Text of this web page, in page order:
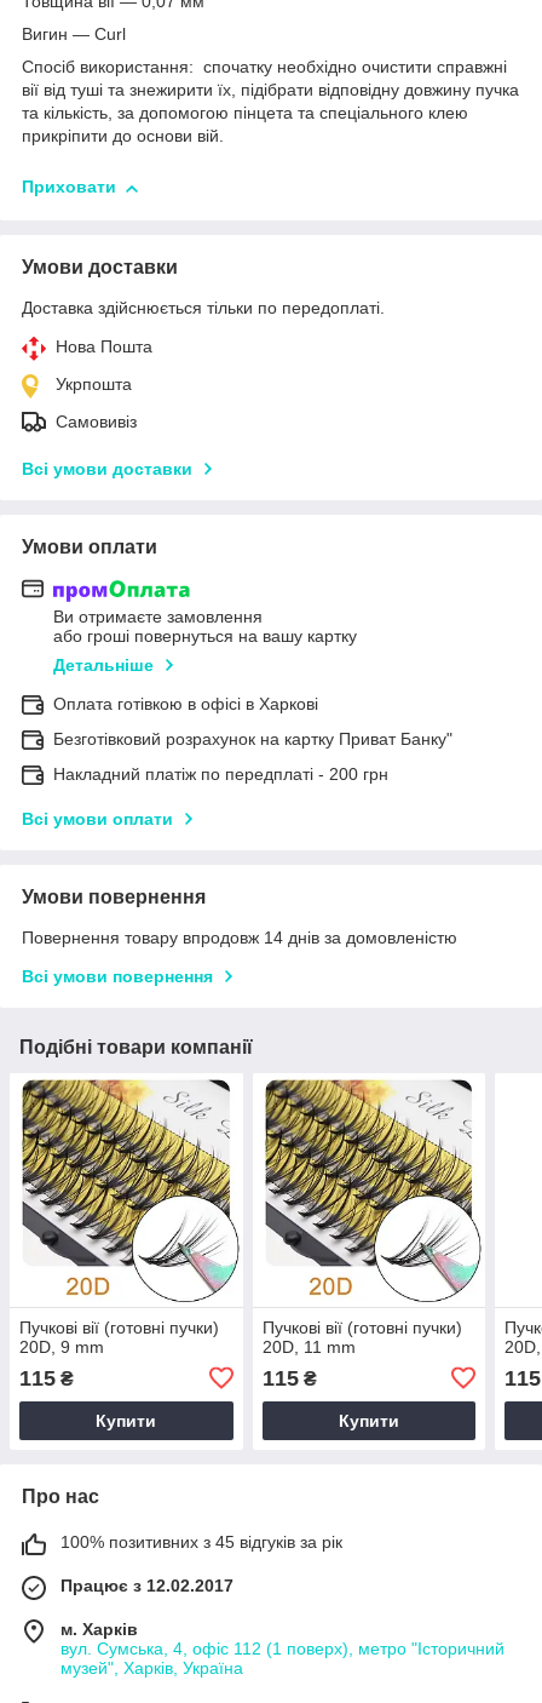
Вигин — Curl
Спосіб використання: спочатку необхідно очистити справжні
вії від туші та знежирити їх, підібрати відповідну довжину пучка
та кількість, за допомогою пінцета та спеціального клею
прикріпити до основи вій.
Приховати
Умови доставки
Доставка здійснюється тільки по передоплаті.
Нова Пошта
Укрпошта
Самовивіз
Всі умови доставки
Умови оплати
Ви отримаєте замовлення
або гроші повернуться на вашу картку
Детальніше
Оплата готівкою в офісі в Харкові
Безготівковий розрахунок на картку Приват Банку"
Накладний платіж по передплаті - 200 грн
Всі умови оплати
Умови повернення
Повернення товару впродовж 14 днів за домовленістю
Всі умови повернення
Подібні товари компанії
Пучкові вії (готовні пучки)
20D, 9 mm
115 ₴
Купити
Пучкові вії (готовні пучки)
20D, 11 mm
115₴
Купити
115
Про нас
100% позитивних з 45 відгуків за рік
Працює з 12.02.2017
м. Харків
вул. Сумська, 4, офіс 112 (1 поверх), метро "Історичний
музей", Харків, Україна